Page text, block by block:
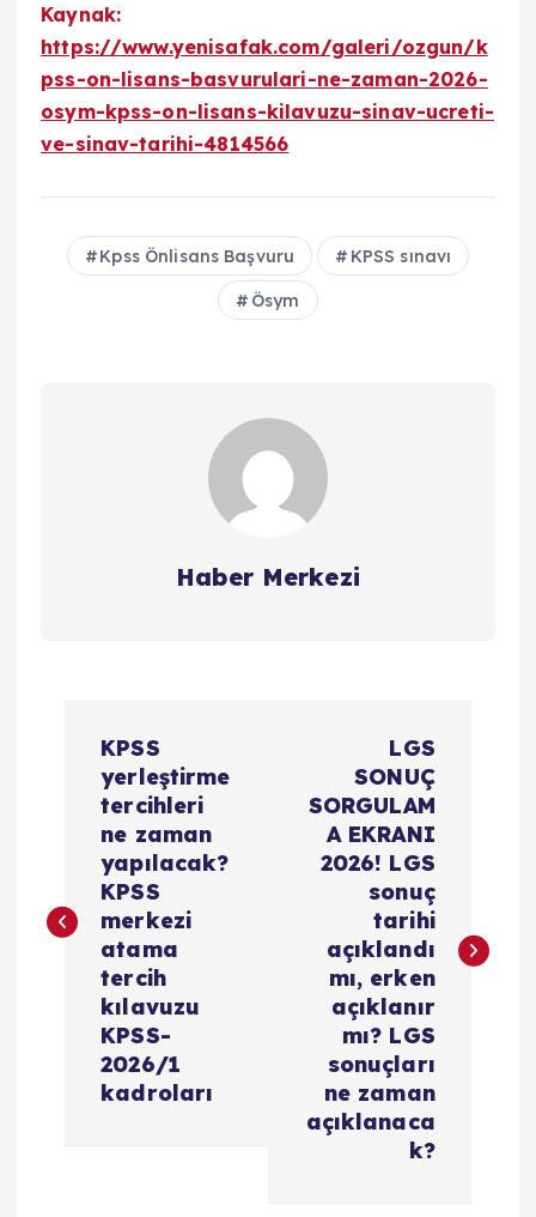
Kaynak:
https://www.yenisafak.com/galeri/ozgun/k
pss-on-lisans-basvurulari-ne-zaman-2026-
osym-kpss-on-lisans-kilavuzu-sinav-ucreti-
ve-sinav-tarihi-4814566
Kpss Önlisans Başvuru KPSS sınavı
Ösym
Haber Merkezi
ı
KPSS
yerleştirme
tercihleri
ne zaman
yapılacak?
KPSS
merkezi
atama
tercih
kılavuzu
KPSS-
2026/1
kadroları
LGS
SONUÇ
SORGULAM
A EKRANI
2026! LGS
sonuç
tarihi
açıklandı
mı, erken
açıklanır
mı? LGS
sonuçları
ne zaman
açıklanaca
k?